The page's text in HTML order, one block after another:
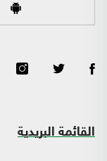
القائمة البريدية